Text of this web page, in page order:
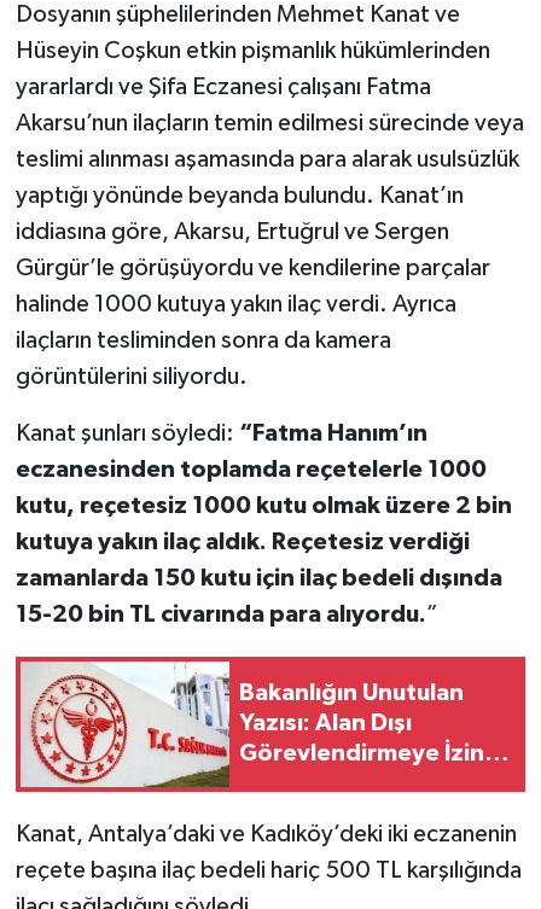
Dosyanın şüphelilerinden Mehmet Kanat ve
Hüseyin Coşkun etkin pişmanlık hükümlerinden
yararlardı ve Şifa Eczanesi çalışanı Fatma
Akarsu’nun ilaçların temin edilmesi sürecinde veya
teslimi alınması aşamasında para alarak usulsüzlük
yaptığı yönünde beyanda bulundu. Kanat’ın
iddiasına göre, Akarsu, Ertuğrul ve Sergen
Gürgür’le görüşüyordu ve kendilerine parçalar
halinde 1000 kutuya yakın ilaç verdi. Ayrıca
ilaçların tesliminden sonra da kamera
görüntülerini siliyordu.
Kanat şunları söyledi: “Fatma Hanım’ın
eczanesinden toplamda reçetelerle 1000
kutu, reçetesiz 1000 kutu olmak üzere 2 bin
kutuya yakın ilaç aldık. Reçetesiz verdiği
zamanlarda 150 kutu için ilaç bedeli dışında
15-20 bin TL civarında para alıyordu.”
Bakanlığın Unutulan
Yazısı: Alan Dışı
Görevlendirmeye İzin
Kanat, Antalya’daki ve Kadıköy’deki iki eczanenin
reçete başına ilaç bedeli hariç 500 TL karşılığında